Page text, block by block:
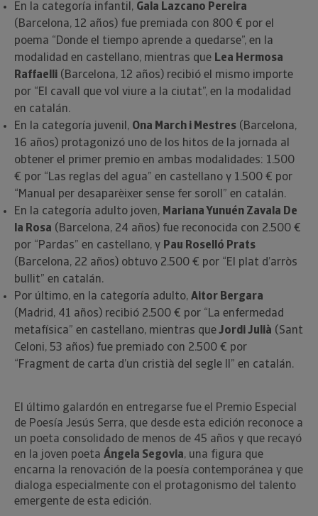
En la categoría infantil, Gala Lazcano Pereira
(Barcelona, 12 años) fue premiada con 800 € por el
poema “Donde el tiempo aprende a quedarse”, en la
modalidad en castellano, mientras que Lea Hermosa
Raffaelli (Barcelona, 12 años) recibió el mismo importe
por “El cavall que vol viure a la ciutat”, en la modalidad
en catalán.
En la categoría juvenil, Ona March i Mestres (Barcelona,
16 años) protagonizó uno de los hitos de la jornada al
obtener el primer premio en ambas modalidades: 1.500
€ por “Las reglas del agua” en castellano y 1.500 € por
“Manual per desaparèixer sense fer soroll” en catalán.
En la categoría adulto joven, Mariana Yunuén Zavala De
la Rosa (Barcelona, 24 años) fue reconocida con 2.500 €
por “Pardas” en castellano, y Pau Roselló Prats
(Barcelona, 22 años) obtuvo 2.500 € por “El plat d’arròs
bullit” en catalán.
Por último, en la categoría adulto, Aitor Bergara
(Madrid, 41 años) recibió 2.500 € por “La enfermedad
metafísica” en castellano, mientras queJordi Julià (Sant
Celoni, 53 años) fue premiado con 2.500 € por
“Fragment de carta d’un cristià del segle II” en catalán.
El último galardón en entregarse fue el Premio Especial
de Poesía Jesús Serra, que desde esta edición reconoce a
un poeta consolidado de menos de 45 años y que recayó
en la joven poeta Ángela Segovia, una figura que
encarna la renovación de la poesía contemporánea y que
dialoga especialmente con el protagonismo del talento
emergente de esta edición.